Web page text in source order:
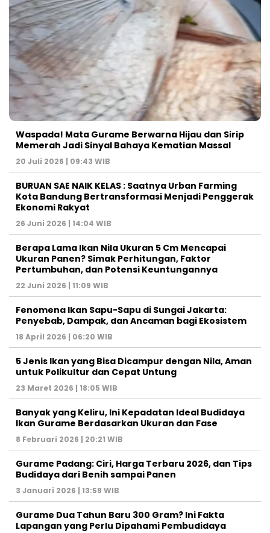
Waspada! Mata Gurame Berwarna Hijau dan Sirip
Memerah Jadi Sinyal Bahaya Kematian Massal
20 Juli 2026 | 09:43 WIB
BURUAN SAE NAIK KELAS : Saatnya Urban Farming
Kota Bandung Bertransformasi Menjadi Penggerak
Ekonomi Rakyat
26 Juni 2026 | 14:04 WIB
Berapa Lama Ikan Nila Ukuran 5 Cm Mencapai
Ukuran Panen? Simak Perhitungan, Faktor
Pertumbuhan, dan Potensi Keuntungannya
22 Juni 2026 | 11:09 WIB
Fenomena Ikan Sapu-Sapu di Sungai Jakarta:
Penyebab, Dampak, dan Ancaman bagi Ekosistem
18 April 2026 | 06:20 WIB
5 Jenis Ikan yang Bisa Dicampur dengan Nila, Aman
untuk Polikultur dan Cepat Untung
23 Maret 2026 | 18:05 WIB
Banyak yang Keliru, Ini Kepadatan Ideal Budidaya
Ikan Gurame Berdasarkan Ukuran dan Fase
8 Februari 2026 | 20:21 WIB
Gurame Padang: Ciri, Harga Terbaru 2026, dan Tips
Budidaya dari Benih sampai Panen
3 Januari 2026 | 13:59 WIB
Gurame Dua Tahun Baru 300 Gram? Ini Fakta
Lapangan yang Perlu Dipahami Pembudidaya